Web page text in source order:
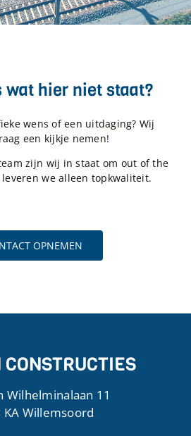
wat hier niet staat?
wens of een uitdaging? Wij
een kijkje nemen!
zijn wij in staat om out of the
we alleen topkwaliteit.
OPNEMEN
Wilhelminalaan 11
KA Willemsoord